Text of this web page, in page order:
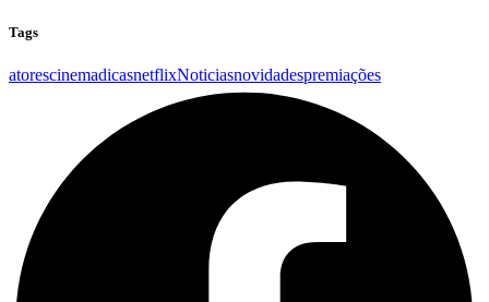
Tags
atorescinemadicasnetflixNoticiasnovidadespremiações